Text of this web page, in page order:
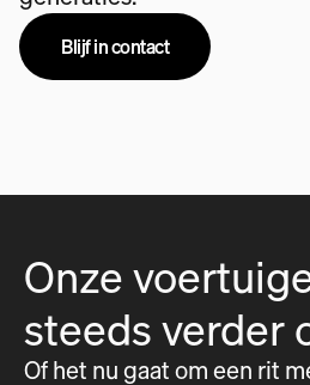
Blijf in contact
Onze
steeds verder
Of het nu gaat om een rit